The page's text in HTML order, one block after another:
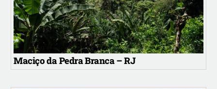
Maciço da Pedra Branca – RJ